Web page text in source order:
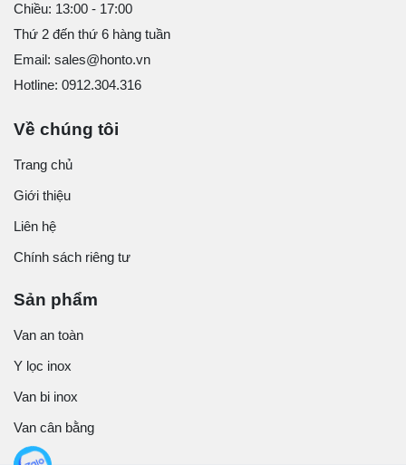
Chiều: 13:00 - 17:00
Thứ 2 đến thứ 6 hàng tuần
Email: sales@honto.vn
Hotline: 0912.304.316
Về chúng tôi
Trang chủ
Giới thiệu
Liên hệ
Chính sách riêng tư
Sản phẩm
Van an toàn
Y lọc inox
Van bi inox
Van cân bằng